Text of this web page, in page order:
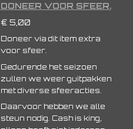
DONEER VOOR SFEER.
€ 5,00
Doneer via dit item extra
voor sfeer.
Gedurende het seizoen
zullen we weer guitpakken
met diverse sfeeracties.
Daarvoor hebben we alle
steun nodig. Cash is king,